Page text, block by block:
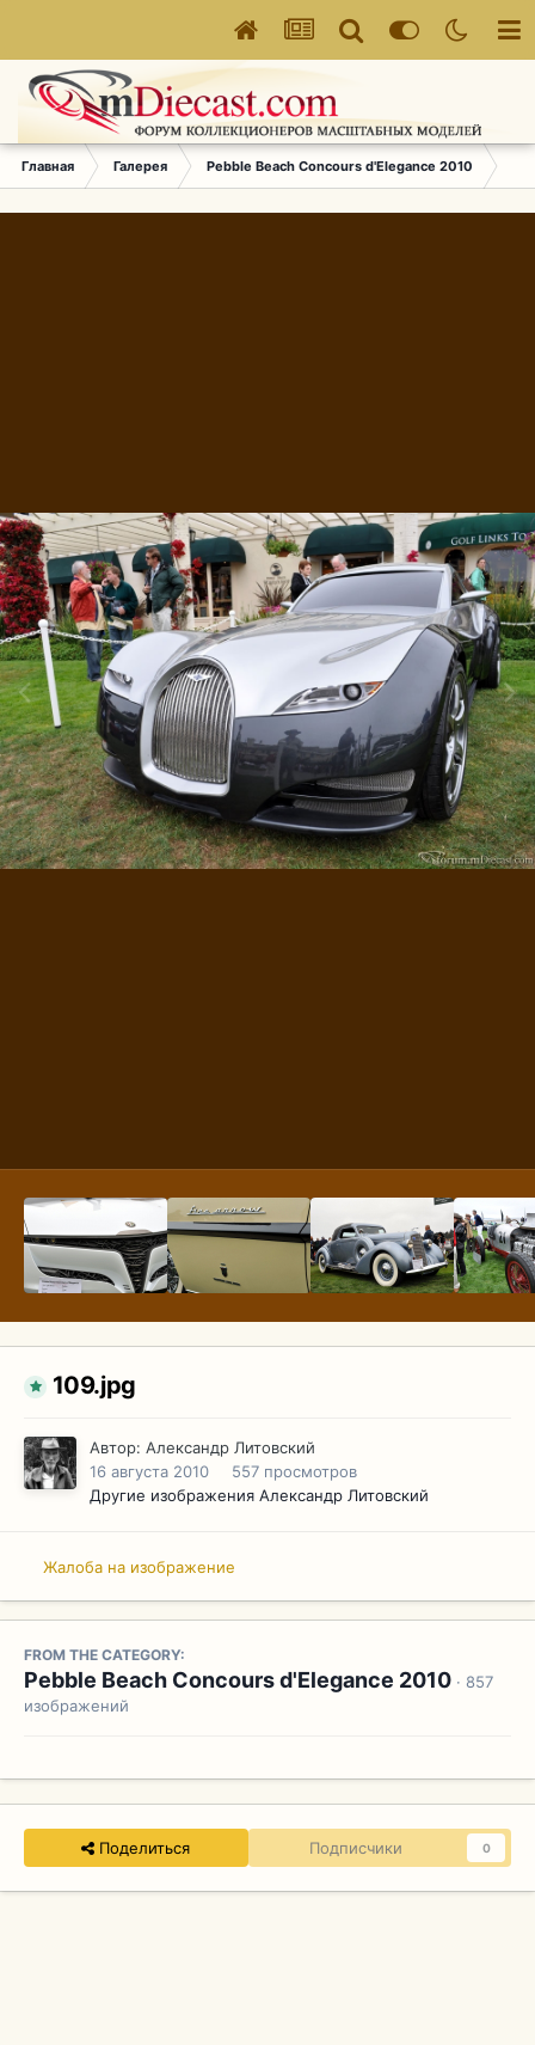
Главная Галерея Pebble Beach Concours d'Elegance 2010
109.jpg
Автор: Александр Литовский
16 августа 2010
557 просмотров
Другие изображения Александр Литовский
Жалоба на изображение
FROM THE CATEGORY:
Pebble Beach Concours d'Elegance 2010 · 857
изображений
Поделиться Подписчики 0